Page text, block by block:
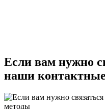
Если вам нужно
наши